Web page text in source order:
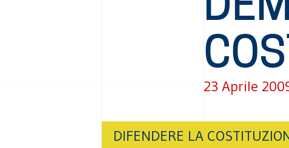
23 Aprile
DIFENDERE LA